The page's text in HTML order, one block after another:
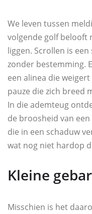
We leven tussen
volgende golf belooft
liggen. Scrollen is
zonder bestemming.
een alinea die
pauze die zich breed
In die ademteug
de broosheid van
die in een schaduw
wat nog niet hardop
Kleine
Misschien is het